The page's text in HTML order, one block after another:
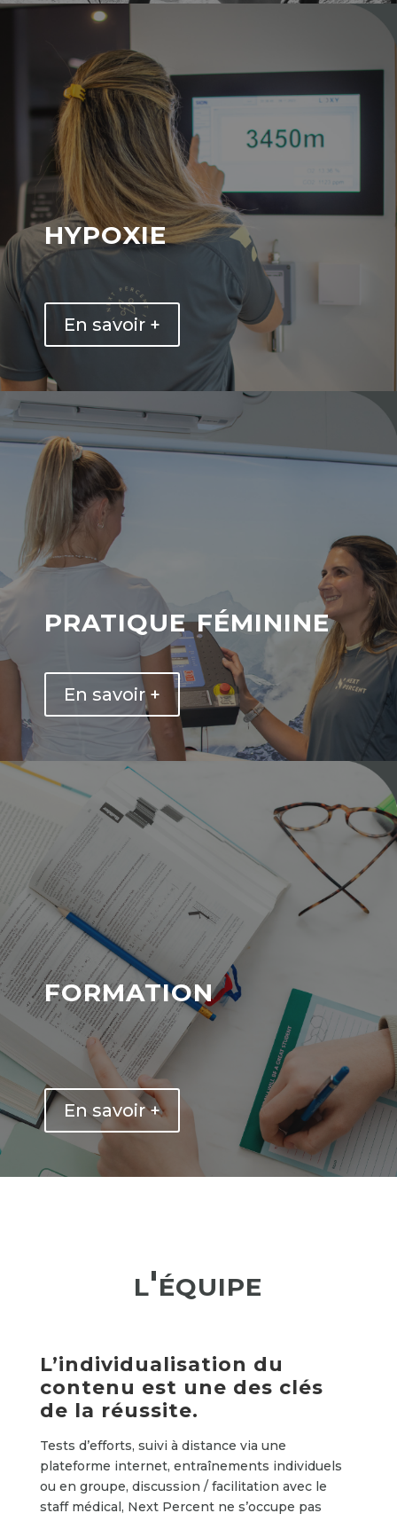
hypoxie
En savoir +
pratique féminine
En savoir +
formation
En savoir +
l'équipe
L’individualisation du
contenu est une des clés
de la réussite.
Tests d’efforts, suivi à distance via une
plateforme internet, entraînements individuels
ou en groupe, discussion / facilitation avec le
staff médical, Next Percent ne s’occupe pas